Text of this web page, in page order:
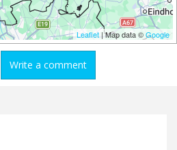
Leaflet| Map data ©Google
Write a comment